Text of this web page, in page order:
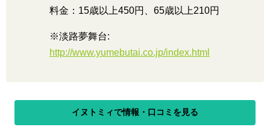
料金：15歳以上450円、65歳以上210円
※淡路夢舞台:
http://www.yumebutai.co.jp/index.html
イヌトミィで情報・口コミを見る